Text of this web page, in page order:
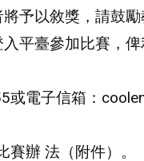
予以敘獎，請鼓
平臺參加比賽，
電子信箱：
辦 法（附件）。